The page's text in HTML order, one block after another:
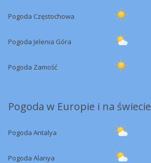
Pogoda Częstochowa
Pogoda Jelenia Góra
Pogoda Zamość
Pogoda w Europie i na świecie
Pogoda Antalya
Pogoda Alanya